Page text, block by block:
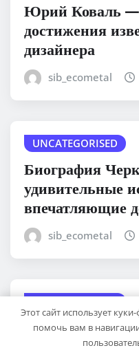
Юрий Коваль —
достижения
дизайнера
sib_ecometal
UNCATEGORISED
Биография
удивительные
впечатляющие
sib_ecometal
Опасности и
возникновения
Этот сайт использует
помочь вам в